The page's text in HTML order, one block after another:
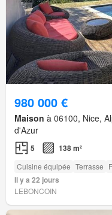
980 000 €
Maison à 06100, Nice,
d'Azur
5 138 m²
Cuisine équipée Terrasse
Il y a 22 jours
LEBONCOIN